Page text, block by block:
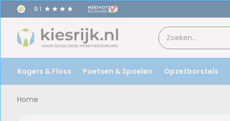
9.1
Ragers & Floss Poetsen & Spoelen Opzetborstels
Home